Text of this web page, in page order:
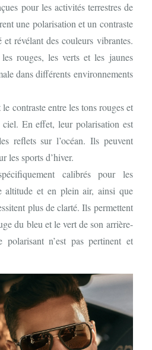
pour les activités terrestres de
une polarisation et un contraste
révélant des couleurs vibrantes.
rouges, les verts et les jaunes
dans différents environnements
contraste entre les tons rouges et
En effet, leur polarisation est
reflets sur l’océan. Ils peuvent
les sports d’hiver.
calibrés pour les
altitude et en plein air, ainsi que
plus de clarté. Ils permettent
du bleu et le vert de son arrière-
n’est pas pertinent et